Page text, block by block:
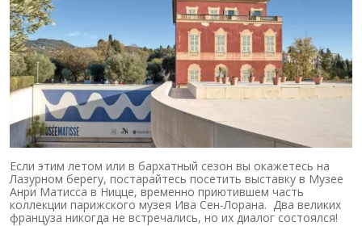
Если этим летом или в бархатный сезон вы окажетесь на
Лазурном берегу, постарайтесь посетить выставку в Музее
Анри Матисса в Ницце, временно приютившем часть
коллекции парижского музея Ива Сен-Лорана. Два великих
француза никогда не встречались, но их диалог состоялся!